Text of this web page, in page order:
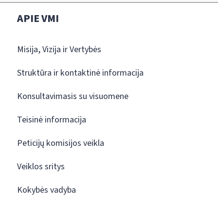
APIE VMI
Misija, Vizija ir Vertybės
Struktūra ir kontaktinė informacija
Konsultavimasis su visuomene
Teisinė informacija
Peticijų komisijos veikla
Veiklos sritys
Kokybės vadyba